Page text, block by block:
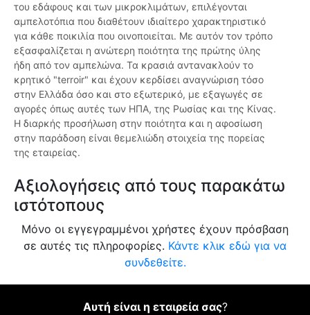
του εδάφους και των μικροκλιμάτων, επιλέγονται
αμπελοτόπια που διαθέτουν ιδιαίτερο χαρακτηριστικό
για κάθε ποικιλία που οινοποιείται. Με αυτόν τον τρόπο
εξασφαλίζεται η ανώτερη ποιότητα της πρώτης ύλης
ήδη από τον αμπελώνα. Τα κρασιά αντανακλούν το
κρητικό "terroir" και έχουν κερδίσει αναγνώριση τόσο
στην Ελλάδα όσο και στο εξωτερικό, με εξαγωγές σε
αγορές όπως αυτές των ΗΠΑ, της Ρωσίας και της Κίνας.
Η διαρκής προσήλωση στην ποιότητα και η αφοσίωση
στην παράδοση είναι θεμελιώδη στοιχεία της πορείας
της εταιρείας.
Αξιολογήσεις από τους παρακάτω
ιστότοπους
Μόνο οι εγγεγραμμένοι χρήστες έχουν πρόσβαση
σε αυτές τις πληροφορίες. Κάντε κλικ εδώ για να
συνδεθείτε.
Αυτή είναι η εταιρεία σας?